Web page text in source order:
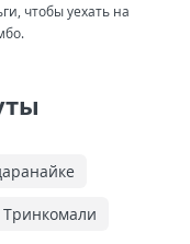
чтобы уехать на